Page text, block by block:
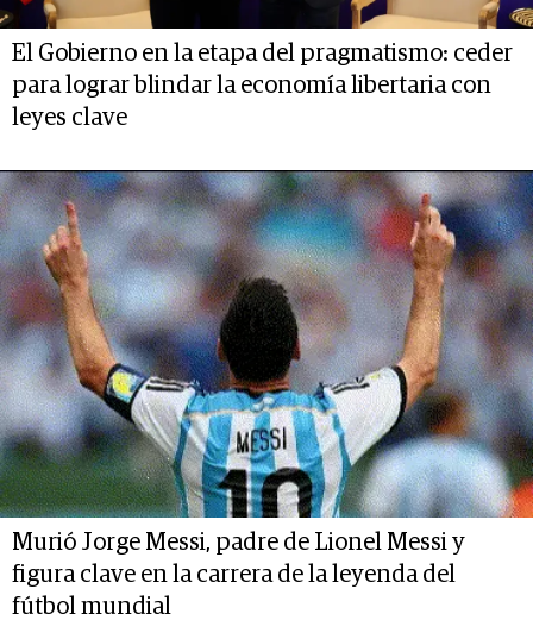
El Gobierno en la etapa del pragmatismo: ceder
para lograr blindar la economía libertaria con
leyes clave
Murió Jorge Messi, padre de Lionel Messi y
figura clave en la carrera de la leyenda del
fútbol mundial